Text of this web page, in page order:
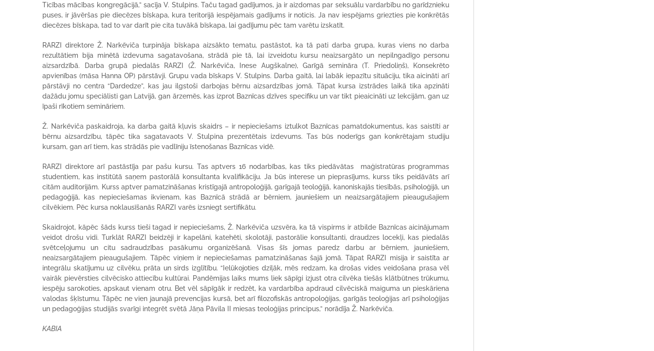
Ticības mācības kongregācijā,” sacīja V. Stulpins. Taču tagad gadījumos, ja ir aizdomas par seksuālu vardarbību no garīdznieku
puses, ir jāvēršas pie diecēzes bīskapa, kura teritorijā iespējamais gadījums ir noticis. Ja nav iespējams griezties pie konkrētās
diecēzes bīskapa, tad to var darīt pie cita tuvākā bīskapa, lai gadījumu pēc tam varētu izskatīt.
RARZI direktore Ž. Narkēviča turpināja bīskapa aizsākto tematu, pastāstot, ka tā pati darba grupa, kuras viens no darba
rezultātiem bija minētā izdevuma sagatavošana, strādā pie tā, lai izveidotu kursu neaizsargāto un nepilngadīgo personu
aizsardzībā. Darba grupā piedalās RARZI (Ž. Narkēviča, Inese Augškalne), Garīgā semināra (T. Priedoliņš), Konsekrēto
apvienības (māsa Hanna OP) pārstāvji. Grupu vada bīskaps V. Stulpins. Darba gaitā, lai labāk iepazītu situāciju, tika aicināti arī
pārstāvji no centra “Dardedze”, kas jau ilgstoši darbojas bērnu aizsardzības jomā. Tāpat kursa izstrādes laikā tika apzināti
dažādu jomu speciālisti gan Latvijā, gan ārzemēs, kas izprot Baznīcas dzīves specifiku un var tikt pieaicināti uz lekcijām, gan uz
īpaši rīkotiem semināriem.
Ž. Narkēviča paskaidroja, ka darba gaitā kļuvis skaidrs – ir nepieciešams iztulkot Baznīcas pamatdokumentus, kas saistīti ar
bērnu aizsardzību, tāpēc tika sagatavaots V. Stulpina prezentētais izdevums. Tas būs noderīgs gan konkrētajam studiju
kursam, gan arī tiem, kas strādās pie vadlīniju īstenošanas Baznīcas vidē.
RARZI direktore arī pastāstīja par pašu kursu. Tas aptvers 16 nodarbības, kas tiks piedāvātas maģistratūras programmas
studentiem, kas institūtā saņem pastorālā konsultanta kvalifikāciju. Ja būs interese un pieprasījums, kurss tiks peidāvāts arī
citām auditorijām. Kurss aptver pamatzināšanas kristīgajā antropoloģijā, garīgajā teoloģijā, kanoniskajās tiesībās, psiholoģijā, un
pedagoģijā, kas nepieciešamas ikvienam, kas Baznīcā strādā ar bērniem, jauniešiem un neaizsargātajiem pieaugušajiem
cilvēkiem. Pēc kursa noklausīšanās RARZI varēs izsniegt sertifikātu.
Skaidrojot, kāpēc šāds kurss tieši tagad ir nepieciešams, Ž. Narkēviča uzsvēra, ka tā vispirms ir atbilde Baznīcas aicinājumam
veidot drošu vidi. Turklāt RARZI beidzēji ir kapelāni, katehēti, skolotāji, pastorālie konsultanti, draudzes locekļi, kas piedalās
svētceļojumu un citu sadraudzības pasākumu organizēšanā. Visas šīs jomas paredz darbu ar bērniem, jauniešiem,
neaizsargātajiem pieaugušajiem. Tāpēc viņiem ir nepieciešamas pamatzināšanas šajā jomā. Tāpat RARZI misija ir saistīta ar
integrālu skatījumu uz cilvēku, prāta un sirds izglītību. “Ielūkojoties dziļāk, mēs redzam, ka drošas vides veidošana prasa vēl
vairāk pievērsties cilvēcisko attiecību kultūrai. Pandēmijas laiks mums liek sāpīgi izjust otra cilvēka tiešās klātbūtnes trūkumu,
iespēju sarokoties, apskaut vienam otru. Bet vēl sāpīgāk ir redzēt, ka vardarbība apdraud cilvēciskā maiguma un pieskāriena
valodas šķīstumu. Tāpēc ne vien jaunajā prevencijas kursā, bet arī filozofiskās antropoloģijas, garīgās teoloģijas arī psiholoģijas
un pedagoģijas studijās svarīgi integrēt svētā Jāņa Pāvila II miesas teoloģijas principus,” norādīja Ž. Narkēviča.
KABIA